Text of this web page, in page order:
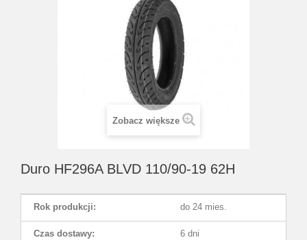
Zobacz większe
Duro HF296A BLVD 110/90-19 62H
Rok produkcji: do 24 mies.
Czas dostawy: 6 dni